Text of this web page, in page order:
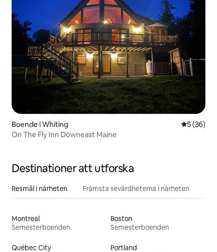
Boende i Whiting 5 av 5 i
5 (36)
On The Fly Inn Downeast Maine
Destinationer att utforska
Resmål i närheten Främsta sevärdheterna i närheten
Montreal
Semesterboenden
Boston
Semesterboenden
Québec City
Portland